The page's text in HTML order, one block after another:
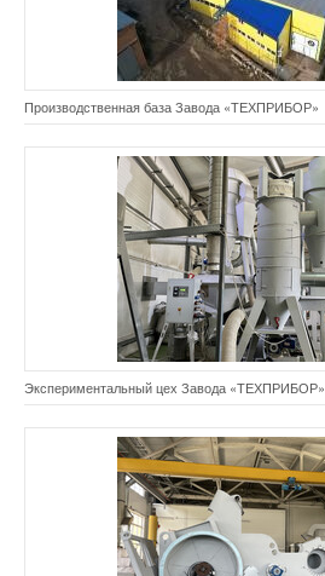
Производственная база Завода «ТЕХПРИБОР»
Экспериментальный цех Завода «ТЕХПРИБОР»